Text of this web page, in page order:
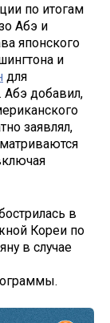
по итогам
Абэ и
японского
и
для
Абэ добавил,
заявлял,
в
Кореи по
в случае